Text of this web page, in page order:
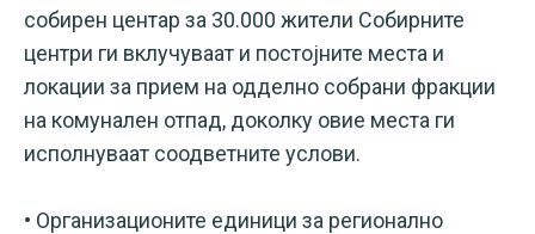
собирен центар за 30.000 жители Собирните
центри ги вклучуваат и постојните места и
локации за прием на одделно собрани фракции
на комунален отпад, доколку овие места ги
исполнуваат соодветните услови.
• Организационите единици за регионално